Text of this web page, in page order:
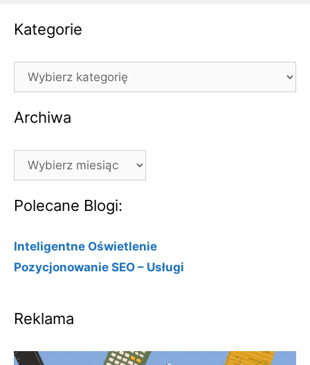
Kategorie
Kategorie
Archiwa
Archiwa
Polecane Blogi:
Inteligentne Oświetlenie
Pozycjonowanie SEO – Usługi
Reklama